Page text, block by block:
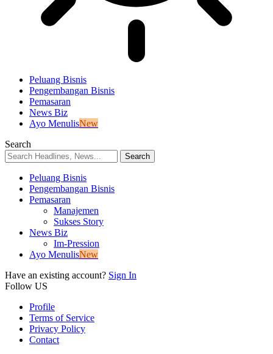
Peluang Bisnis
Pengembangan Bisnis
Pemasaran
News Biz
Ayo MenulisNew
Search
Peluang Bisnis
Pengembangan Bisnis
Pemasaran
Manajemen
Sukses Story
News Biz
Im-Pression
Ayo MenulisNew
Have an existing account? Sign In
Follow US
Profile
Terms of Service
Privacy Policy
Contact